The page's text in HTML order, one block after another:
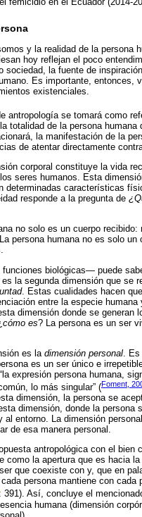
y la realidad de la
hoy reflejan el poco
sociedad, la fuente de
Es importante, entonces,
existenciales.
antropología se tomará como
totalidad de la persona
la manifestación de la
de atentar directamente
corporal constituye la vida
seres humanos. Esta
determinadas características
responde a la pregunta de
no solo es un cuerpo
persona humana no es solo
biológicas― puede
la segunda dimensión que se
. Estas cualidades hacen
entre la especie
dimensión donde se
cómo es? La persona es un ser
es la dimensión personal .
es un ser único e
expresión persona humana,
lo más singular” (Foment,
dimensión, la persona se
dimensión, donde la
entorno. La dimensión
de esa manera personal.
antropológica con el
como la apertura que es hacia
que coexiste con y, que en
persona mantiene con
: 391). Así, concluye el
humana (dimensión